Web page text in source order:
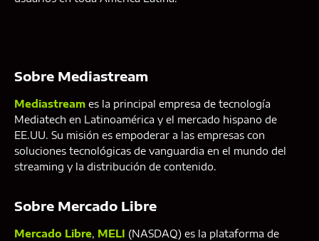
Sobre Mediastream
Mediastream es la principal empresa de tecnología
Mediatech en Latinoamérica y el mercado hispano de
EE.UU. Su misión es empoderar a las empresas con
soluciones tecnológicas de vanguardia en el mundo del
streaming y la distribución de contenido.
Sobre Mercado Libre
Mercado Libre, MELI (NASDAQ) es la plataforma de